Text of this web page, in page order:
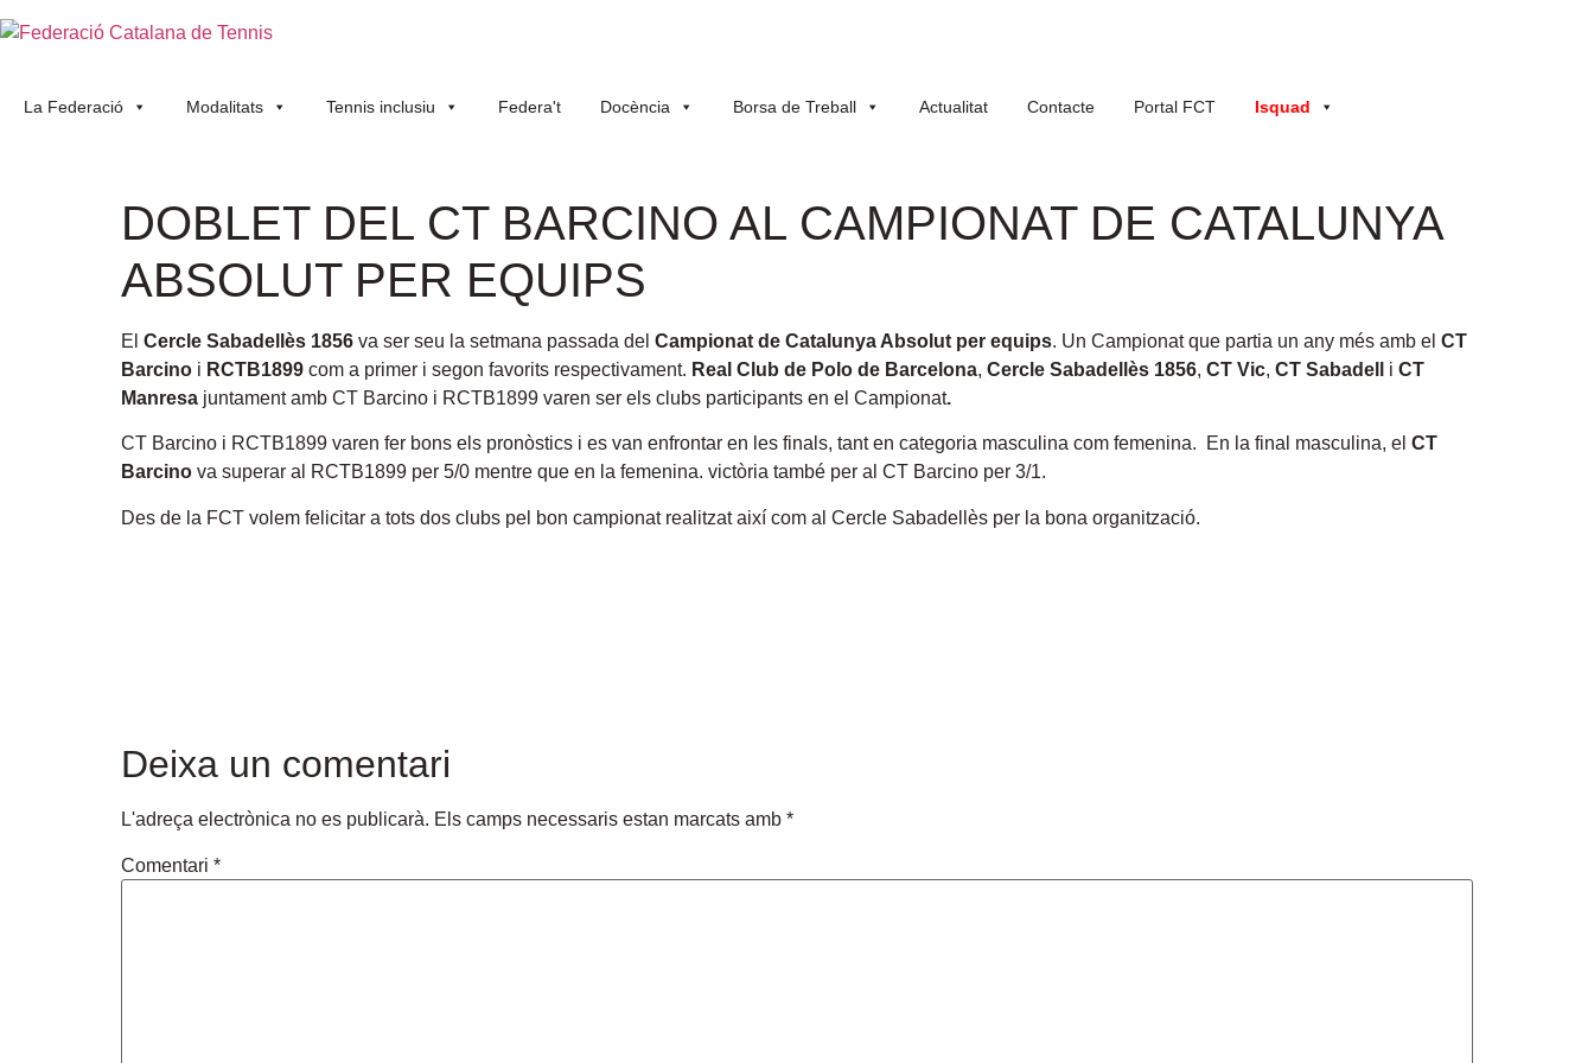
La Federació Modalitats Tennis inclusiu Federa't Docència Borsa de Treball Actualitat Contacte Portal FCT Isquad
DOBLET DEL CT BARCINO AL CAMPIONAT DE CATALUNYA
ABSOLUT PER EQUIPS
El Cercle Sabadellès 1856 va ser seu la setmana passada del Campionat de Catalunya Absolut per equips. Un Campionat que partia un any més amb el CT
Barcino i RCTB1899 com a primer i segon favorits respectivament. Real Club de Polo de Barcelona, Cercle Sabadellès 1856, CT Vic, CT Sabadell i CT
Manresa juntament amb CT Barcino i RCTB1899 varen ser els clubs participants en el Campionat.
CT Barcino i RCTB1899 varen fer bons els pronòstics i es van enfrontar en les finals, tant en categoria masculina com femenina. En la final masculina, el CT
Barcino va superar al RCTB1899 per 5/0 mentre que en la femenina. victòria també per al CT Barcino per 3/1.
Des de la FCT volem felicitar a tots dos clubs pel bon campionat realitzat així com al Cercle Sabadellès per la bona organització.
Deixa un comentari
L'adreça electrònica no es publicarà. Els camps necessaris estan marcats amb *
Comentari *